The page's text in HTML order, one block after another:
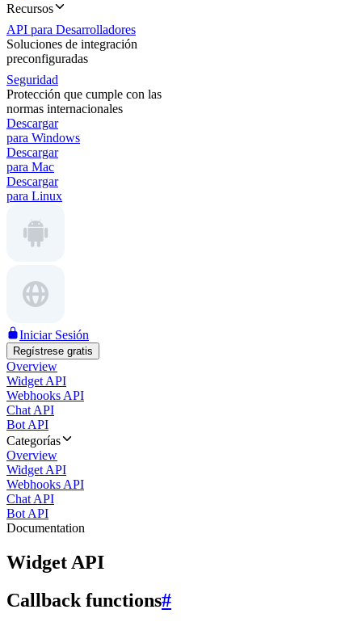
Recursos
API para Desarrolladores
Soluciones de integración
preconfiguradas
Seguridad
Protección que cumple con las
normas internacionales
Descargar
para Windows
Descargar
para Mac
Descargar
para Linux
Iniciar Sesión
Regístrese gratis
Overview
Widget API
Webhooks API
Chat API
Bot API
Categorías
Overview
Widget API
Webhooks API
Chat API
Bot API
Documentation
Widget API
Callback functions#